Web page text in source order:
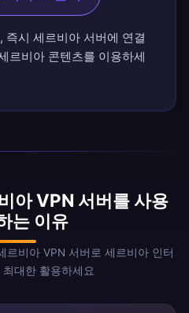
즉시 세르비아 서버에 연결
르비아 콘텐츠를 이용하세
아 VPN 서버를 사용
는 이유
르비아 VPN 서버로 세르비아 인터
대한 활용하세요